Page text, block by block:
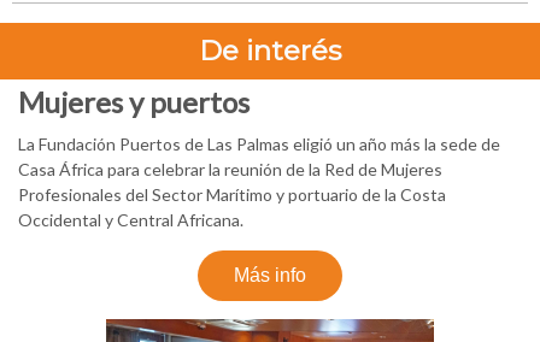
De interés
Mujeres y puertos
La Fundación Puertos de Las Palmas eligió un año más la sede de
Casa África para celebrar la reunión de la Red de Mujeres
Profesionales del Sector Marítimo y portuario de la Costa
Occidental y Central Africana.
Más info